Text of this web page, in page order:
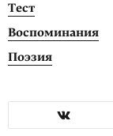
Тест
Воспоминания
Поэзия